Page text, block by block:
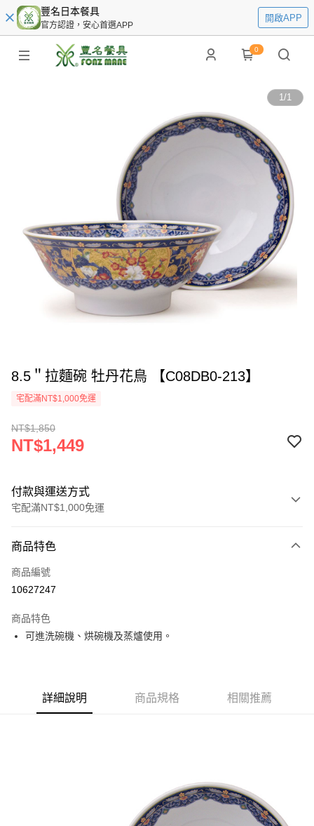
豐名日本餐具
官方認證，安心首選APP
開啟APP
0
1/1
8.5＂拉麵碗 牡丹花鳥 【C08DB0-213】
宅配滿NT$1,000免運
NT$1,850
NT$1,449
付款與運送方式
宅配滿NT$1,000免運
信用卡一次付款
LINE Pay
運送方式
商品特色
商品編號
10627247
商品特色
可進洗碗機、烘碗機及蒸爐使用。
詳細說明 商品規格 相關推薦